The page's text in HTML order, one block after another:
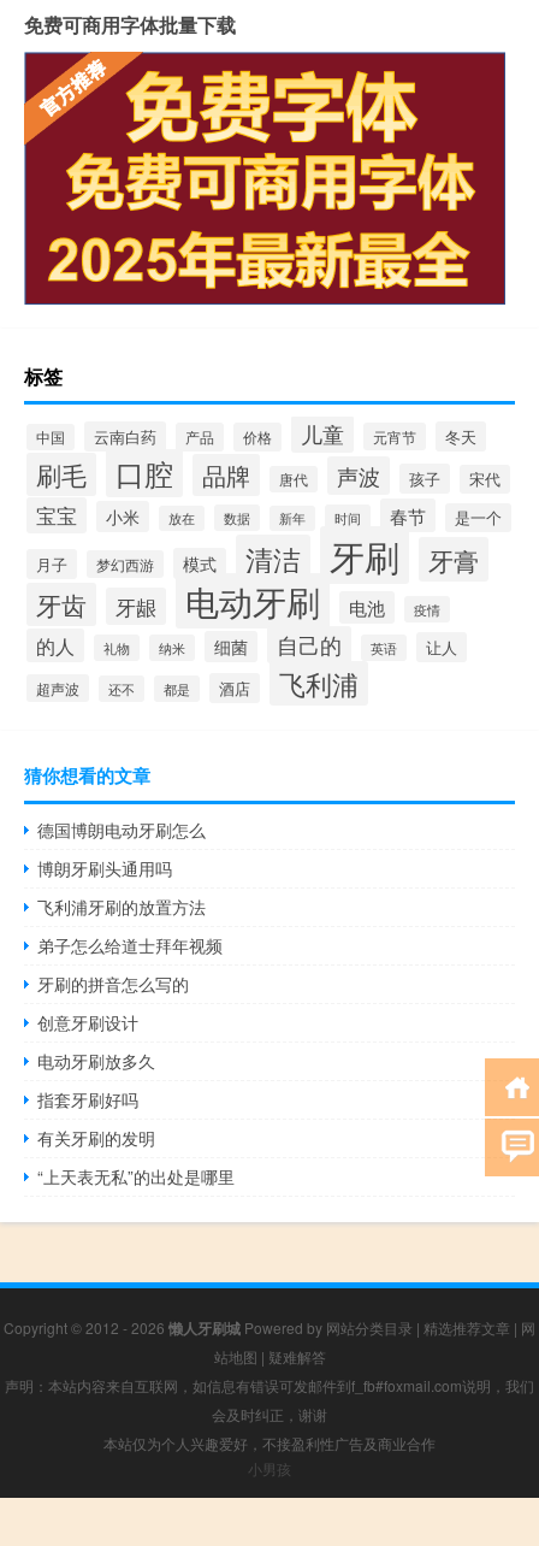
免费可商用字体批量下载
标签
中国 云南白药 产品 价格 儿童 元宵节 冬天
刷毛 口腔 品牌 唐代 声波 孩子 宋代
宝宝 小米 放在 数据 新年 时间 春节 是一个
月子 梦幻西游 模式 清洁 牙刷 牙膏
牙齿 牙龈 电动牙刷 电池 疫情
的人 礼物 纳米 细菌 自己的 英语 让人
超声波 还不 都是 酒店 飞利浦
猜你想看的文章
德国博朗电动牙刷怎么
博朗牙刷头通用吗
飞利浦牙刷的放置方法
弟子怎么给道士拜年视频
牙刷的拼音怎么写的
创意牙刷设计
电动牙刷放多久
指套牙刷好吗
有关牙刷的发明
“上天表无私”的出处是哪里
Copyright © 2012 - 2026 懒人牙刷城 Powered by 网站分类目录 | 精选推荐文章 | 网
站地图 | 疑难解答
声明：本站内容来自互联网，如信息有错误可发邮件到f_fb#foxmail.com说明，我们
会及时纠正，谢谢
本站仅为个人兴趣爱好，不接盈利性广告及商业合作
小男孩